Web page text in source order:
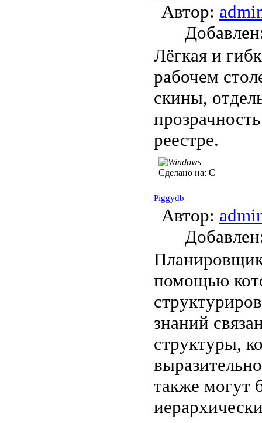
Автор:
Лёгкая и
рабочем
скины,
реестре.
Сделано на: C
Piggydb
Автор:
помощью
знаний
структуры,
также могут